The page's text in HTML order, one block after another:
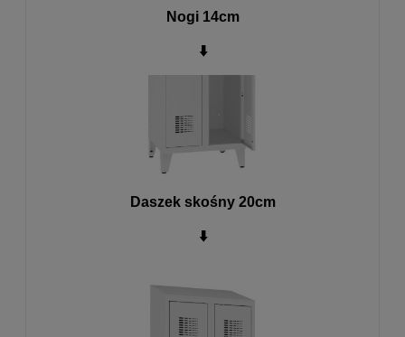
Nogi 14cm
⬇️
Daszek skośny 20cm
⬇️